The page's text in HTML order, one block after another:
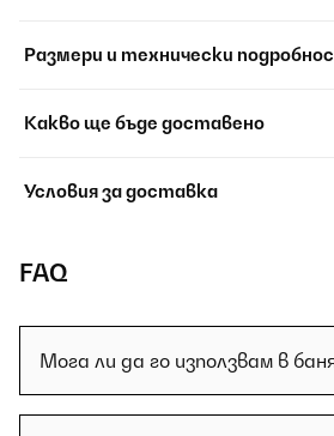
Размери и технически
Какво ще бъде доставено
Условия за доставка
FAQ
Мога ли да го използвам в